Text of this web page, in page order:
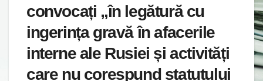
convocați „în legătură cu
ingerința gravă în afacerile
interne ale Rusiei și activități
care nu corespund statutului